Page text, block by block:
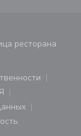
ресторана
в новом
в новом окне))
в новом окне))
в новом окне))
окне)) в